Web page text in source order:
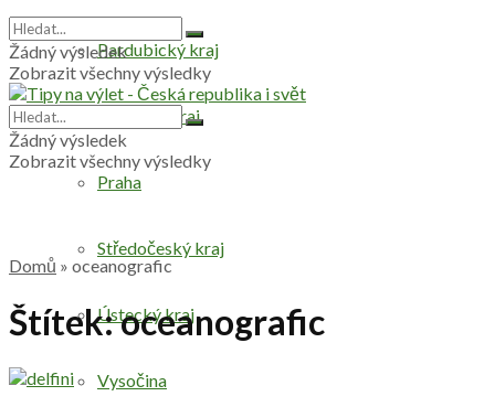
Pardubický kraj
Plzeňský kraj
Praha
Středočeský kraj
Ústecký kraj
Vysočina
Žádný výsledek
Zobrazit všechny výsledky
Žádný výsledek
Zobrazit všechny výsledky
Domů » oceanografic
Štítek:oceanografic